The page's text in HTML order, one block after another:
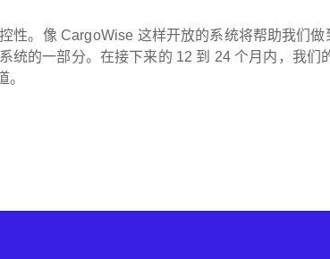
性。像 CargoWise 这样开放的系统将帮助我们做
统的一部分。在接下来的 12 到 24 个月内，我们